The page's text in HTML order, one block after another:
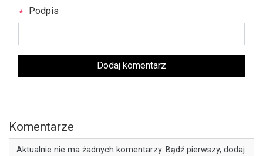
Podpis
Dodaj komentarz
Komentarze
Aktualnie nie ma żadnych komentarzy. Bądź pierwszy, dodaj